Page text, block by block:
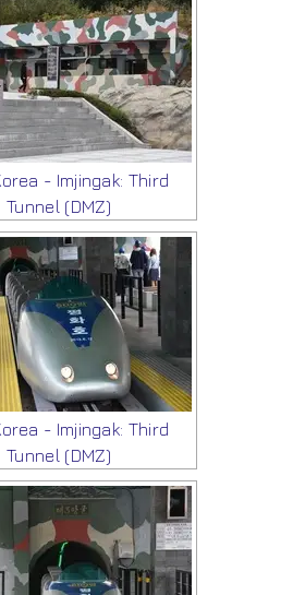
- Imjingak: Third
Tunnel (DMZ)
- Imjingak: Third
Tunnel (DMZ)